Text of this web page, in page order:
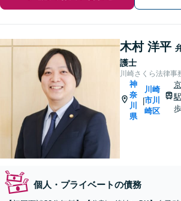
木村 洋平
護士
川崎さくら法律事
神
奈
川
県
|
川崎
市川
崎区
駅
個人・プライベートの債務